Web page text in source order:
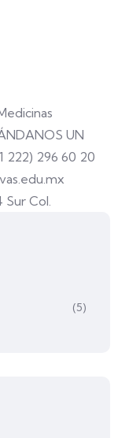
UN
222) 296 60 20
Sur Col.
(5)